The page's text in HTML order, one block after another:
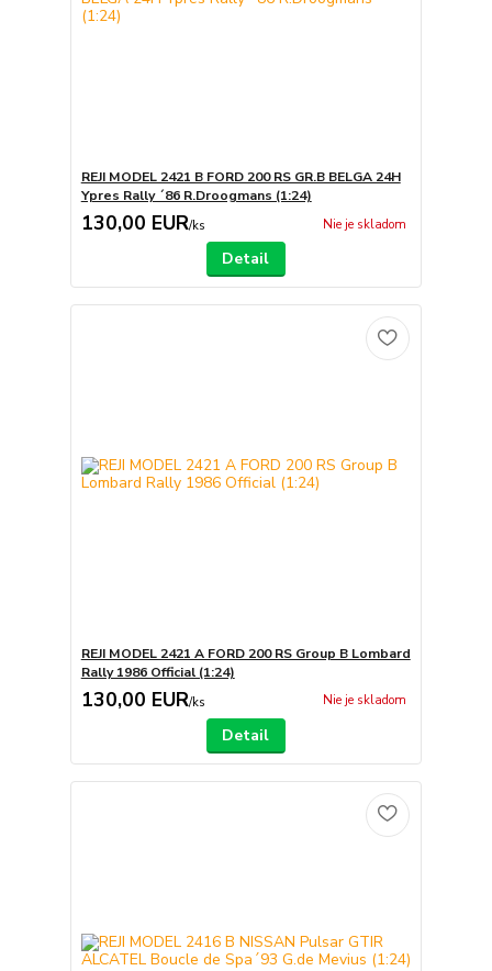
REJI MODEL 2421 B FORD 200 RS GR.B BELGA 24H
Ypres Rally ´86 R.Droogmans (1:24)
130,00 EUR/ks Nie je skladom
Detail
REJI MODEL 2421 A FORD 200 RS Group B Lombard
Rally 1986 Official (1:24)
130,00 EUR/ks Nie je skladom
Detail